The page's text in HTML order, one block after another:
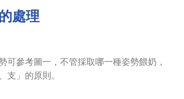
處理
可參考圖一，不管採取哪一種姿勢餵奶，
支」的原則。